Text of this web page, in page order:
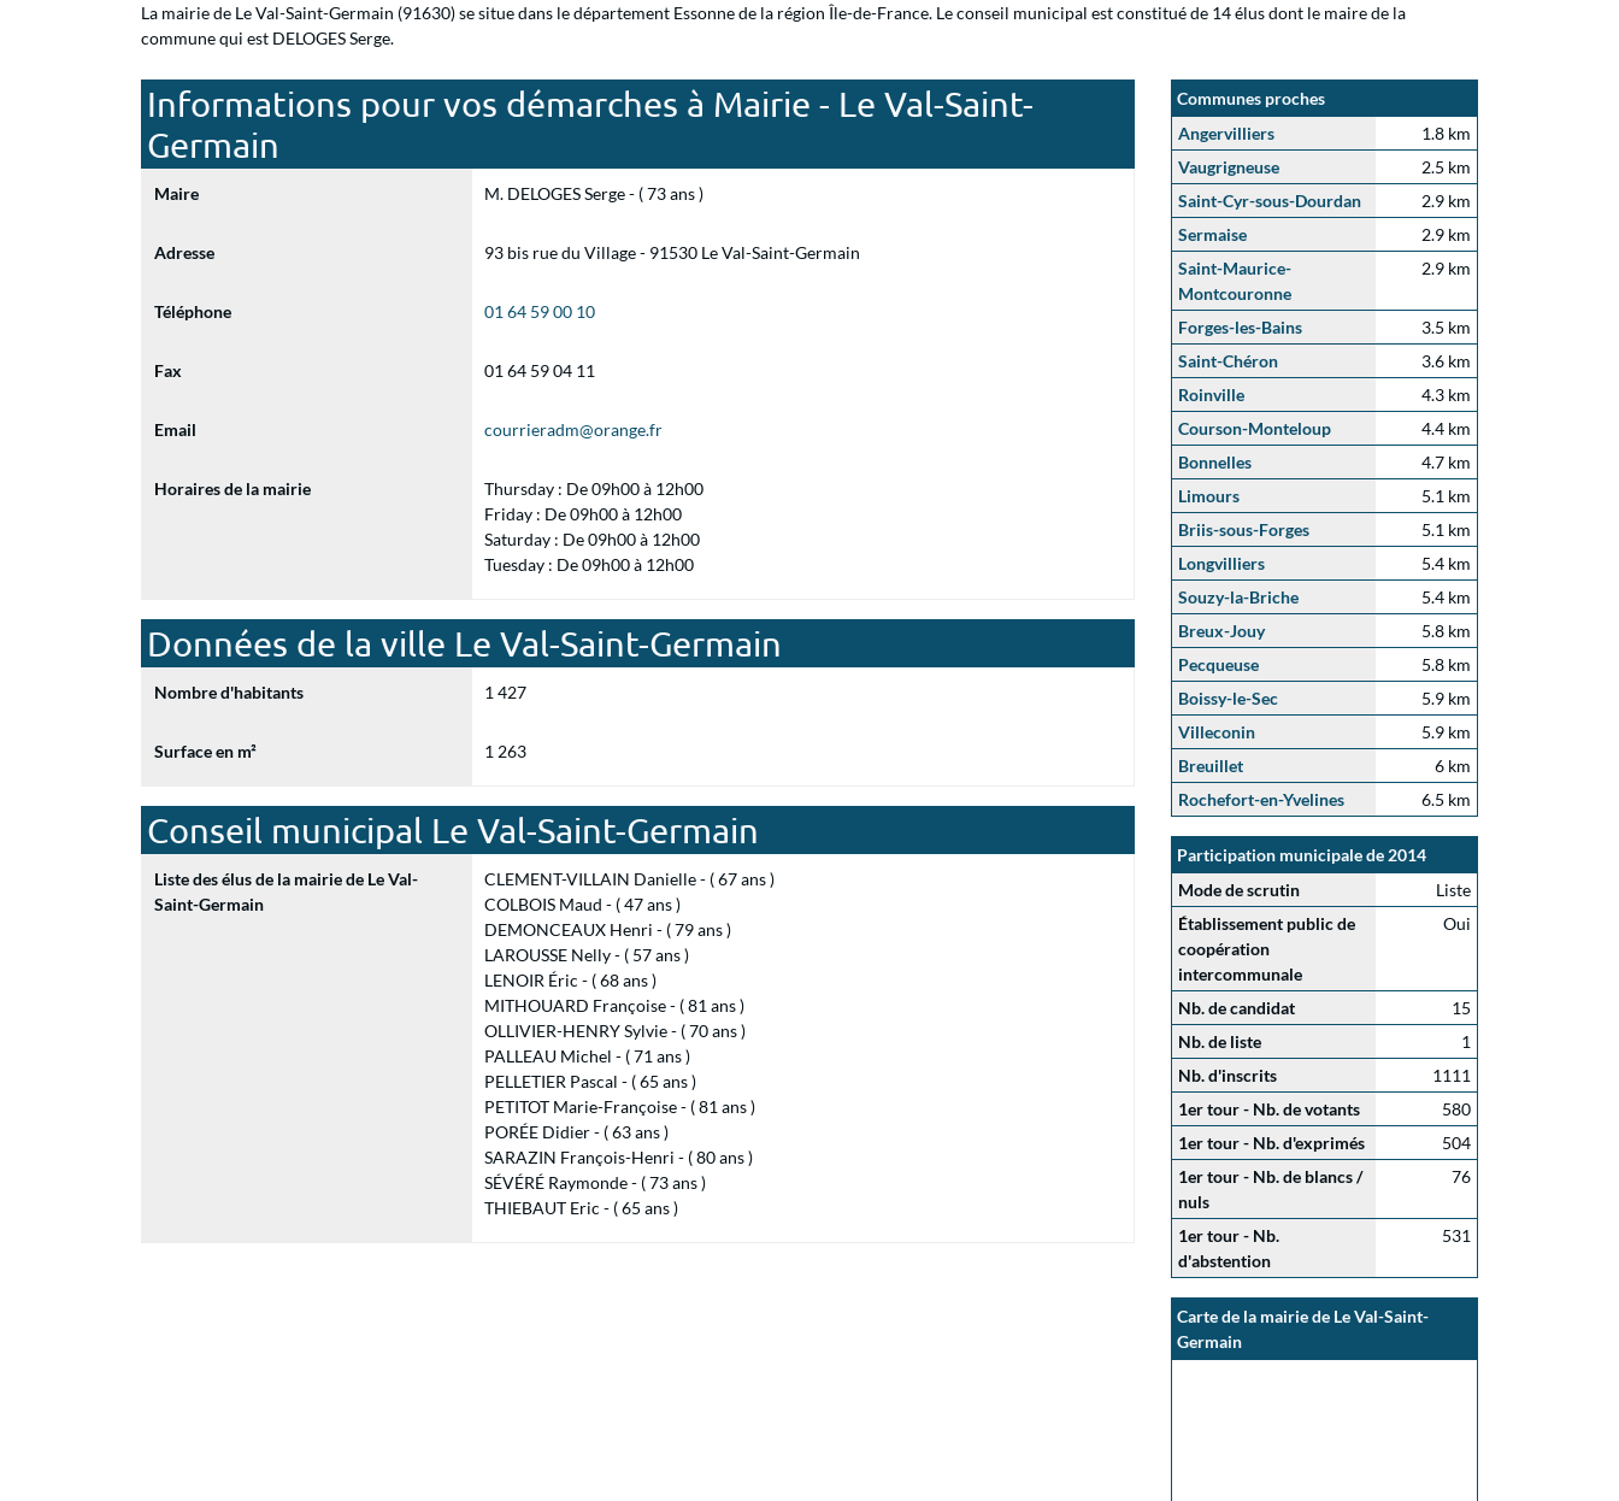
La mairie de Le Val-Saint-Germain (91630) se situe dans le département Essonne de la région Île-de-France. Le conseil municipal est constitué de 14 élus dont le maire de la
commune qui est DELOGES Serge.
Informations pour vos démarches à Mairie - Le Val-Saint-
Germain
Maire M. DELOGES Serge - ( 73 ans )
Adresse 93 bis rue du Village - 91530 Le Val-Saint-Germain
Téléphone 01 64 59 00 10
Fax 01 64 59 04 11
Email courrieradm@orange.fr
Horaires de la mairie
Thursday : De 09h00 à 12h00
Friday : De 09h00 à 12h00
Saturday : De 09h00 à 12h00
Tuesday : De 09h00 à 12h00
Données de la ville Le Val-Saint-Germain
Nombre d'habitants 1 427
Surface en m² 1 263
Conseil municipal Le Val-Saint-Germain
Liste des élus de la mairie de Le Val-
Saint-Germain
CLEMENT-VILLAIN Danielle - ( 67 ans )
COLBOIS Maud - ( 47 ans )
DEMONCEAUX Henri - ( 79 ans )
LAROUSSE Nelly - ( 57 ans )
LENOIR Éric - ( 68 ans )
MITHOUARD Françoise - ( 81 ans )
OLLIVIER-HENRY Sylvie - ( 70 ans )
PALLEAU Michel - ( 71 ans )
PELLETIER Pascal - ( 65 ans )
PETITOT Marie-Françoise - ( 81 ans )
PORÉE Didier - ( 63 ans )
SARAZIN François-Henri - ( 80 ans )
SÉVÉRÉ Raymonde - ( 73 ans )
THIEBAUT Eric - ( 65 ans )
Communes proches
Angervilliers
1.8 km
Vaugrigneuse
2.5 km
Saint-Cyr-sous-Dourdan
2.9 km
Sermaise
2.9 km
Saint-Maurice-
Montcouronne
2.9 km
Forges-les-Bains
3.5 km
Saint-Chéron
3.6 km
Roinville
4.3 km
Courson-Monteloup
4.4 km
Bonnelles
4.7 km
Limours
5.1 km
Briis-sous-Forges
5.1 km
Longvilliers
5.4 km
Souzy-la-Briche
5.4 km
Breux-Jouy
5.8 km
Pecqueuse
5.8 km
Boissy-le-Sec
5.9 km
Villeconin
5.9 km
Breuillet
6 km
Rochefort-en-Yvelines
6.5 km
Participation municipale de 2014
Mode de scrutin
Liste
Établissement public de
coopération
intercommunale
Oui
Nb. de candidat
15
Nb. de liste
1
Nb. d'inscrits
1111
1er tour - Nb. de votants
580
1er tour - Nb. d'exprimés
504
1er tour - Nb. de blancs /
nuls
76
1er tour - Nb.
d'abstention
531
Carte de la mairie de Le Val-Saint-
Germain